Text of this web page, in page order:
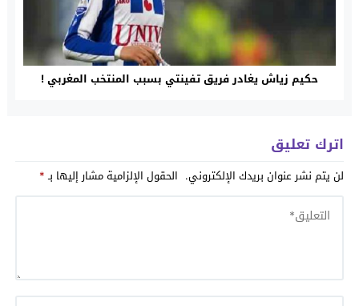
حكيم زياش يغادر فريق تفينتي بسبب المنتخب المغربي !
اترك تعليق
لن يتم نشر عنوان بريدك الإلكتروني. الحقول الإلزامية مشار إليها بـ*